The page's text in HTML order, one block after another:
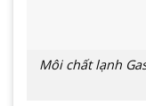
Môi chất lạnh